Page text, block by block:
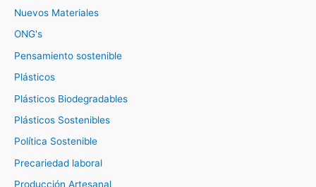
Nuevos Materiales
ONG's
Pensamiento sostenible
Plásticos
Plásticos Biodegradables
Plásticos Sostenibles
Política Sostenible
Precariedad laboral
Producción Artesanal